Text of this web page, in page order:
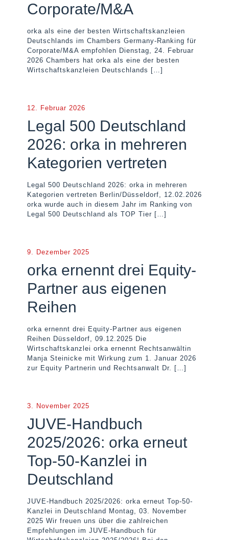
Corporate/M&A
orka als eine der besten Wirtschaftskanzleien
Deutschlands im Chambers Germany-Ranking für
Corporate/M&A empfohlen Dienstag, 24. Februar
2026 Chambers hat orka als eine der besten
Wirtschaftskanzleien Deutschlands […]
12. Februar 2026
Legal 500 Deutschland
2026: orka in mehreren
Kategorien vertreten
Legal 500 Deutschland 2026: orka in mehreren
Kategorien vertreten Berlin/Düsseldorf, 12.02.2026
orka wurde auch in diesem Jahr im Ranking von
Legal 500 Deutschland als TOP Tier […]
9. Dezember 2025
orka ernennt drei Equity-
Partner aus eigenen
Reihen
orka ernennt drei Equity-Partner aus eigenen
Reihen Düsseldorf, 09.12.2025 Die
Wirtschaftskanzlei orka ernennt Rechtsanwältin
Manja Steinicke mit Wirkung zum 1. Januar 2026
zur Equity Partnerin und Rechtsanwalt Dr. […]
3. November 2025
JUVE-Handbuch
2025/2026: orka erneut
Top-50-Kanzlei in
Deutschland
JUVE-Handbuch 2025/2026: orka erneut Top-50-
Kanzlei in Deutschland Montag, 03. November
2025 Wir freuen uns über die zahlreichen
Empfehlungen im JUVE-Handbuch für